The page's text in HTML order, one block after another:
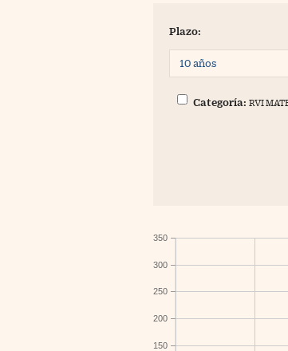
Plazo:
Categoría: RVI
150
200
250
300
350